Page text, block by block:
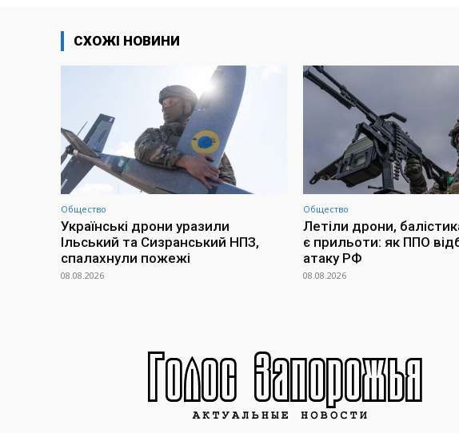
СХОЖІ НОВИНИ
Общество
Українські дрони уразили
Ільський та Сизранський НПЗ,
спалахнули пожежі
08.08.2026
Общество
Летіли дрони,
є прильоти: як ППО
атаку РФ
08.08.2026